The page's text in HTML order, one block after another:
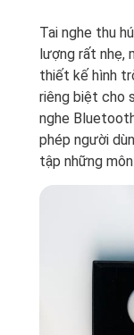
Tai nghe thu
lượng rất nhẹ,
thiết kế hình
riêng biệt cho
nghe
phép người
tập những